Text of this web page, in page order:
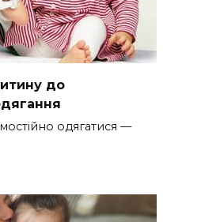
до
одягатися —